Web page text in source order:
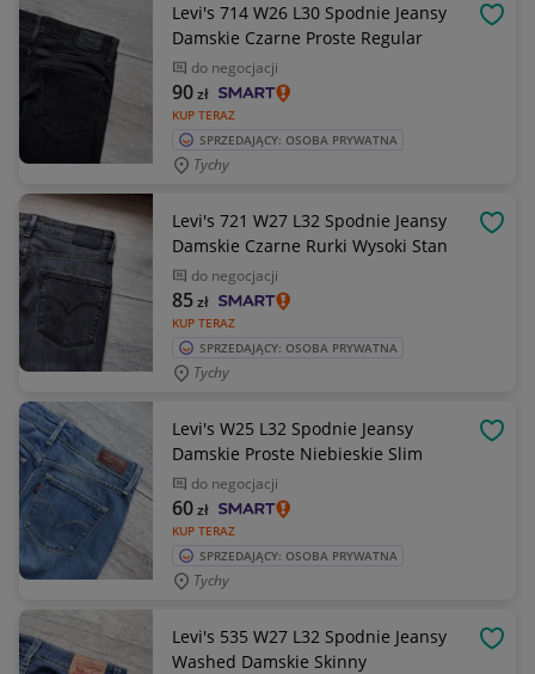
Levi's 714 W26 L30 Spodnie Jeansy
Damskie Czarne Proste Regular
do negocjacji
KUP TERAZ
90zł
SPRZEDAJĄCY: OSOBA PRYWATNA
Tychy
Levi's 721 W27 L32 Spodnie Jeansy
Damskie Czarne Rurki Wysoki Stan
do negocjacji
KUP TERAZ
85zł
SPRZEDAJĄCY: OSOBA PRYWATNA
Tychy
Levi's W25 L32 Spodnie Jeansy
Damskie Proste Niebieskie Slim
do negocjacji
KUP TERAZ
60zł
SPRZEDAJĄCY: OSOBA PRYWATNA
Tychy
Levi's 535 W27 L32 Spodnie Jeansy
Washed Damskie Skinny